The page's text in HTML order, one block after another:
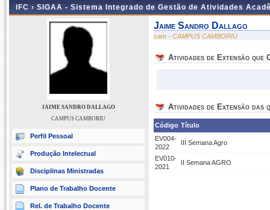
IFC › SIGAA - Sistema Integrado de Gestão de Atividades
JAIME SANDRO DALLAGO
CAMPUS CAMBORIU
Perfil Pessoal
Produção Intelectual
Disciplinas Ministradas
Plano de Trabalho Docente
Rel. de Trabalho Docente
Jaime Sandro Dallago
cam - CAMPUS CAMBORIU
Atividades de Extensão que
Atividades de Extensão das
Código Título
EV004-
2022
III Semana Agro
EV010-
2021
II Semana AGRO